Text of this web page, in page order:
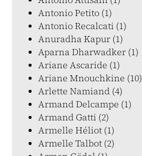
Antonio Petito (1)
Antonio Recalcati (1)
Anuradha Kapur (1)
Aparna Dharwadker (1)
Ariane Ascaride (1)
Ariane Mnouchkine (10)
Arlette Namiand (4)
Armand Delcampe (1)
Armand Gatti (2)
Armelle Héliot (1)
Armelle Talbot (2)